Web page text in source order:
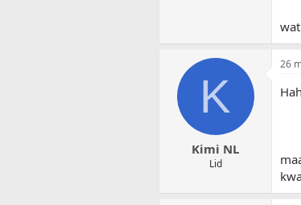
K
Kimi NL
Lid
26